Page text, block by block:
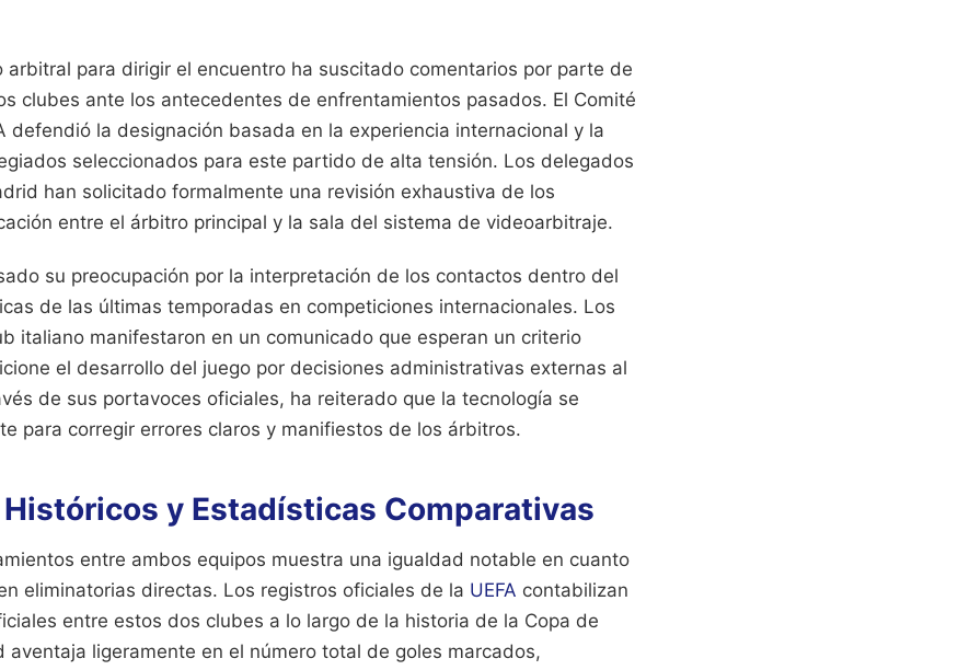
arbitral para dirigir el encuentro ha suscitado comentarios por parte de
clubes ante los antecedentes de enfrentamientos pasados. El Comité
defendió la designación basada en la experiencia internacional y la
seleccionados para este partido de alta tensión. Los delegados
han solicitado formalmente una revisión exhaustiva de los
entre el árbitro principal y la sala del sistema de videoarbitraje.
su preocupación por la interpretación de los contactos dentro del
de las últimas temporadas en competiciones internacionales. Los
italiano manifestaron en un comunicado que esperan un criterio
el desarrollo del juego por decisiones administrativas externas al
de sus portavoces oficiales, ha reiterado que la tecnología se
para corregir errores claros y manifiestos de los árbitros.
y Estadísticas Comparativas
entre ambos equipos muestra una igualdad notable en cuanto
eliminatorias directas. Los registros oficiales de la UEFA contabilizan
entre estos dos clubes a lo largo de la historia de la Copa de
aventaja ligeramente en el número total de goles marcados,